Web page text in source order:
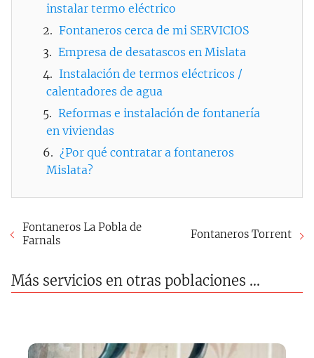
instalar termo eléctrico
Fontaneros cerca de mi SERVICIOS
Empresa de desatascos en Mislata
Instalación de termos eléctricos /
calentadores de agua
Reformas e instalación de fontanería
en viviendas
¿Por qué contratar a fontaneros
Mislata?
Fontaneros La Pobla de
Farnals
Fontaneros Torrent
Más servicios en otras poblaciones ...